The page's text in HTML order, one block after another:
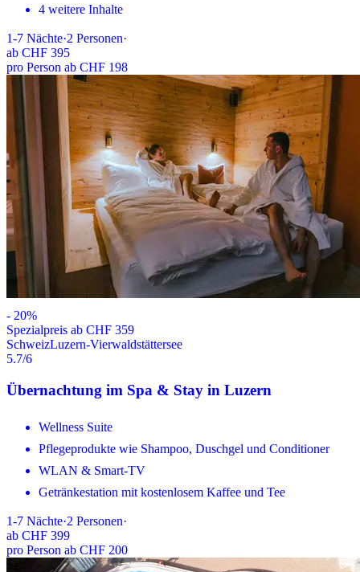
4 weitere Inhalte
1-7 Nächte·2 Personen·
ab CHF 395
pro Person ab CHF 198
- 20%
Spezialpreis ab CHF 359
SchweizLuzern-Vierwaldstättersee
5.7/6
Übernachtung im Spa & Stay in Luzern
Wellness Suite
Pflegeprodukte wie Shampoo, Duschgel und Conditioner
WLAN & Smart-TV
Getränkestation mit kostenlosem Kaffee und Tee
1-7 Nächte·2 Personen·
ab CHF 399
pro Person ab CHF 200